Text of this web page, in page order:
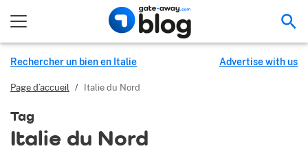
Rechercher un bien en Italie Advertise with us
Page d’accueil / Italie du Nord
Tag
Italie du Nord